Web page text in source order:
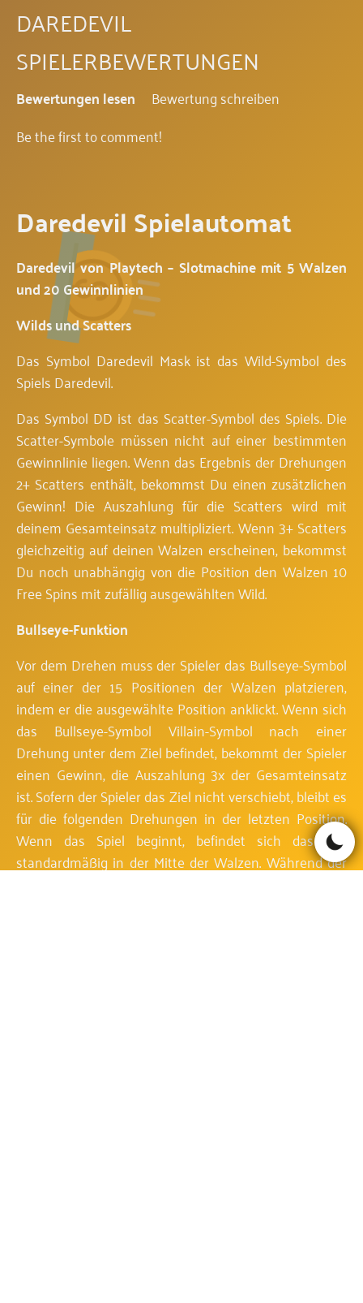
DAREDEVIL
SPIELERBEWERTUNGEN
Bewertungen lesen
Bewertung schreiben
Be the first to comment!
Daredevil Spielautomat
Daredevil von Playtech – Slotmachine mit 5 Walzen
und 20 Gewinnlinien
Wilds und Scatters
Das Symbol Daredevil Mask ist das Wild-Symbol des
Spiels Daredevil.
Das Symbol DD ist das Scatter-Symbol des Spiels. Die
Scatter-Symbole müssen nicht auf einer bestimmten
Gewinnlinie liegen. Wenn das Ergebnis der Drehungen
2+ Scatters enthält, bekommst Du einen zusätzlichen
Gewinn! Die Auszahlung für die Scatters wird mit
deinem Gesamteinsatz multipliziert. Wenn 3+ Scatters
gleichzeitig auf deinen Walzen erscheinen, bekommst
Du noch unabhängig von die Position den Walzen 10
Free Spins mit zufällig ausgewählten Wild.
Bullseye-Funktion
Vor dem Drehen muss der Spieler das Bullseye-Symbol
auf einer der 15 Positionen der Walzen platzieren,
indem er die ausgewählte Position anklickt. Wenn sich
das Bullseye-Symbol Villain-Symbol nach einer
Drehung unter dem Ziel befindet, bekommt der Spieler
einen Gewinn, die Auszahlung 3x der Gesamteinsatz
ist. Sofern der Spieler das Ziel nicht verschiebt, bleibt es
für die folgenden Drehungen in der letzten Position.
Wenn das Spiel beginnt, befindet sich das Ziel
standardmäßig in der Mitte der Walzen. Während der